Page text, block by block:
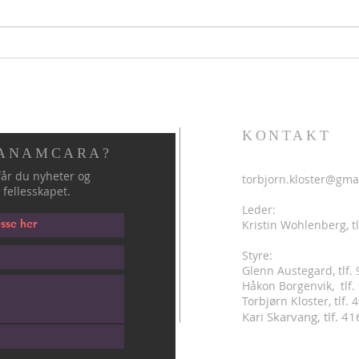
du nyheter og
KONTAKT
Leder:
Kristin Wohlenberg,
Styre:
Glenn Austegard, tlf.
Håkon Borgenvik, tlf.
Torbjørn Kloster, tlf.
Kari Skarvang, tlf.